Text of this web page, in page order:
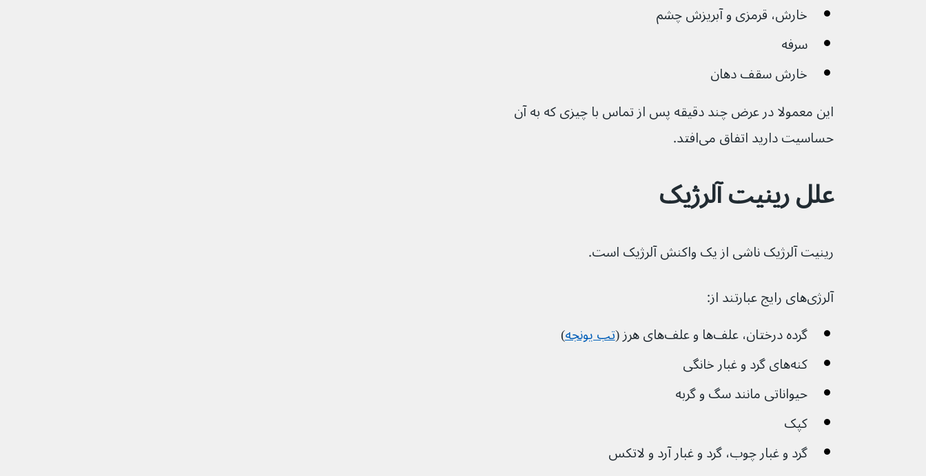
خارش، قرمزی و آبریزش چشم
سرفه
خارش سقف دهان
این معمولا در عرض چند دقیقه پس از تماس با چیزی که به آن
حساسیت دارید اتفاق می‌افتد.
علل رینیت آلرژیک
رینیت آلرژیک ناشی از یک واکنش آلرژیک است.
آلرژی‌های رایج عبارتند از:
گرده درختان، علف‌ها و علف‌های هرز (
تب یونجه)
کنه‌های گرد و غبار خانگی
حیواناتی مانند سگ و گربه
کپک
گرد و غبار چوب، گرد و غبار آرد و لاتکس